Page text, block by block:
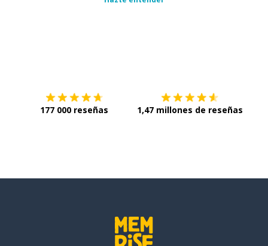
177 000 reseñas 1,47 millones de reseñas